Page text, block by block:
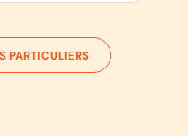
PARTICULIERS